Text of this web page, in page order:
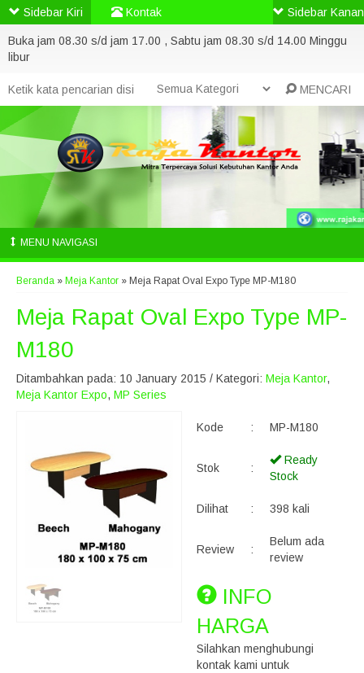
Buka jam 08.30 s/d jam 17.00 , Sabtu jam 08.30 s/d 14.00 Minggu
libur
MENCARI
MENU NAVIGASI
Beranda » Meja Kantor » Meja Rapat Oval Expo Type MP-M180
Meja Rapat Oval Expo Type MP-
M180
Ditambahkan pada: 10 January 2015 / Kategori: Meja Kantor,
Meja Kantor Expo, MP Series
Kode : MP-M180
Stok :
Ready
Stock
Dilihat : 398 kali
Review :
Belum ada
review
INFO
HARGA
Silahkan menghubungi
kontak kami untuk
Sidebar Kiri Kontak Sidebar Kanan